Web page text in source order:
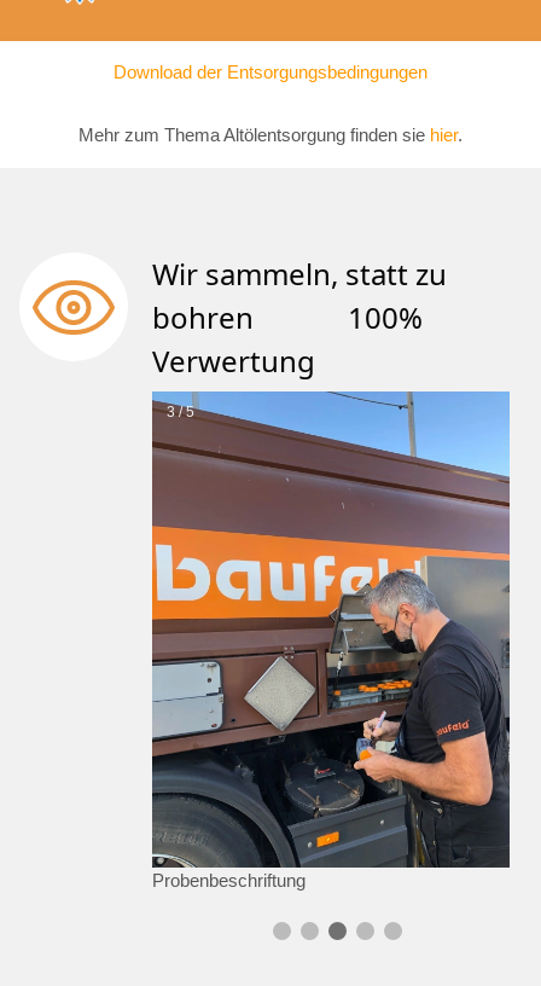
Download der Entsorgungsbedingungen
Mehr zum Thema Altölentsorgung finden sie hier.
Wir sammeln, statt zu
bohren 100%
Verwertung
3 / 5
Probenbeschriftung